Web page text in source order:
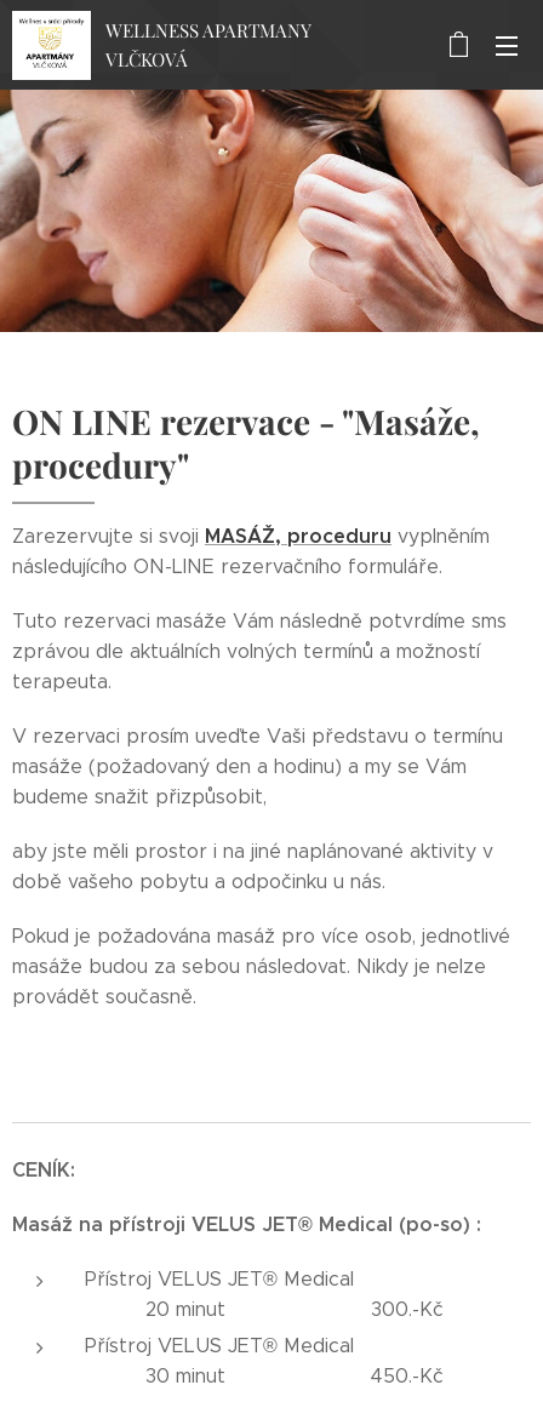
WELLNESS APARTMANY
VLČKOVÁ
ON LINE rezervace - "Masáže,
procedury"
Zarezervujte si svoji MASÁŽ, proceduru vyplněním
následujícího ON-LINE rezervačního formuláře.
Tuto rezervaci masáže Vám následně potvrdíme sms
zprávou dle aktuálních volných termínů a možností
terapeuta.
V rezervaci prosím uveďte Vaši představu o termínu
masáže (požadovaný den a hodinu) a my se Vám
budeme snažit přizpůsobit,
aby jste měli prostor i na jiné naplánované aktivity v
době vašeho pobytu a odpočinku u nás.
Pokud je požadována masáž pro více osob, jednotlivé
masáže budou za sebou následovat. Nikdy je nelze
provádět současně.
CENÍK:
Masáž na přístroji VELUS JET® Medical (po-so) :
Přístroj VELUS JET® Medical
20 minut 300.-Kč
Přístroj VELUS JET® Medical
30 minut 450.-Kč